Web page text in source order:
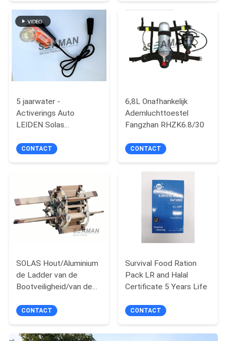
5 jaarwater -
Activerings Auto
LEIDEN Solas
Mariene Redding
CONTACT
6,8L Onafhankelijk
Ademluchttoestel
Fangzhan RHZK6.8/30
CONTACT
SOLAS Hout/Aluminium
de Ladder van de
Bootveiligheid/van de
Noodsituatie
CONTACT
Survival Food Ration
Pack LR and Halal
Certificate 5 Years Life
CONTACT